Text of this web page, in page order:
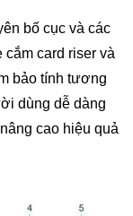
bố cục và các
card riser và
bảo tính tương
dùng dễ dàng
cao hiệu quả